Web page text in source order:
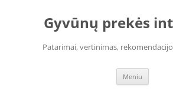
Gyvūnų prekės
Patarimai, vertinimas,
Meniu